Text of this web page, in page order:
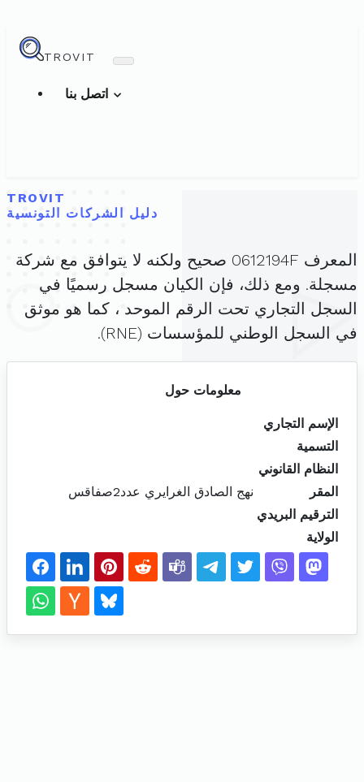
TROVIT
TROVIT
دليل الشركات التونسية
المعرف 0612194F صحيح ولكنه لا يتوافق مع شركة
مسجلة. ومع ذلك، فإن الكيان مسجل رسميًا في
السجل التجاري تحت الرقم الموحد ، كما هو موثق
في السجل الوطني للمؤسسات (RNE).
معلومات حول
الإسم التجاري
التسمية
النظام القانوني
المقر
نهج الصادق الغرايري عدد2صفاقس
الترقيم البريدي
الولاية